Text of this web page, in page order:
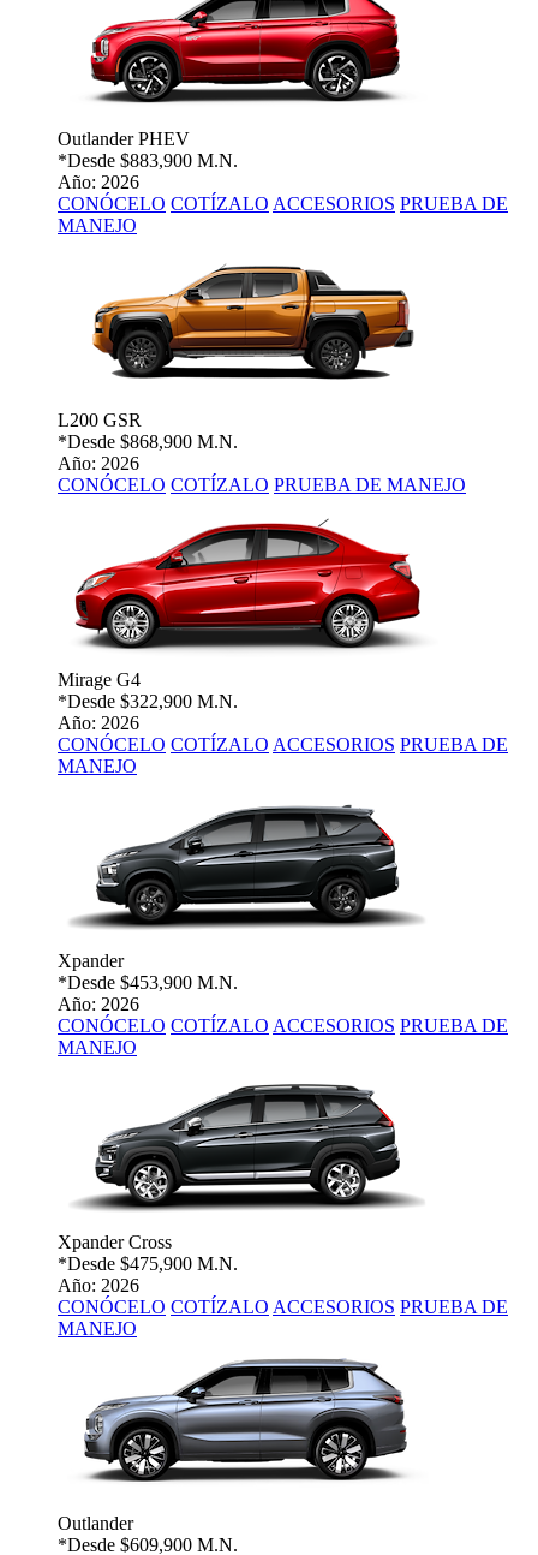
Outlander PHEV
*Desde $883,900 M.N.
Año: 2026
CONÓCELO COTÍZALO ACCESORIOS PRUEBA DE
MANEJO
L200 GSR
*Desde $868,900 M.N.
Año: 2026
CONÓCELO COTÍZALO PRUEBA DE MANEJO
Mirage G4
*Desde $322,900 M.N.
Año: 2026
CONÓCELO COTÍZALO ACCESORIOS PRUEBA DE
MANEJO
Xpander
*Desde $453,900 M.N.
Año: 2026
CONÓCELO COTÍZALO ACCESORIOS PRUEBA DE
MANEJO
Xpander Cross
*Desde $475,900 M.N.
Año: 2026
CONÓCELO COTÍZALO ACCESORIOS PRUEBA DE
MANEJO
Outlander
*Desde $609,900 M.N.